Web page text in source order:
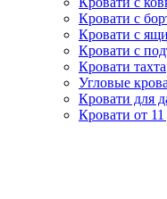
Кровати с
Кровати с
Кровати с
Кровати тахта
Угловые
Кровати для
Кровати от 11